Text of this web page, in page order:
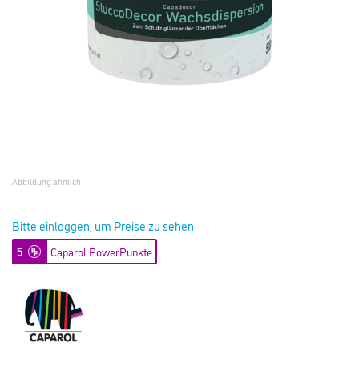
Abbildung ähnlich
Bitte einloggen, um Preise zu sehen
5 Caparol PowerPunkte